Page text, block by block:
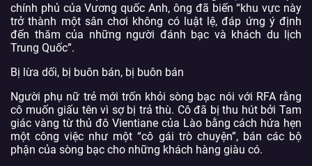
chính phủ của Vương quốc Anh, ông đã biến “khu vực này
trở thành một sân chơi không có luật lệ, đáp ứng ý định
đến thăm của những người đánh bạc và khách du lịch
Trung Quốc”.
Bị lừa dối, bị buôn bán, bị buôn bán
Người phụ nữ trẻ mới trốn khỏi sòng bạc nói với RFA rằng
cô muốn giấu tên vì sợ bị trả thù. Cô đã bị thu hút bởi Tam
giác vàng từ thủ đô Vientiane của Lào bằng cách hứa hẹn
một công việc như một “cô gái trò chuyện”, bán các bộ
phận của sòng bạc cho những khách hàng giàu có.